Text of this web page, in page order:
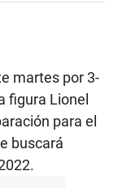
martes por 3-
figura Lionel
para el
buscará